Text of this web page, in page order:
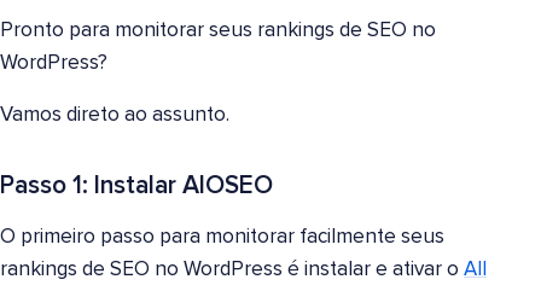
Pronto para monitorar seus rankings de SEO no
WordPress?
Vamos direto ao assunto.
Passo 1: Instalar AIOSEO
O primeiro passo para monitorar facilmente seus
rankings de SEO no WordPress é instalar e ativar o All